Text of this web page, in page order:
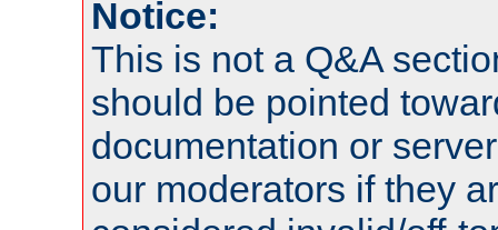
Notice:
This is not a Q&A
should be pointed
documentation or
our moderators if they